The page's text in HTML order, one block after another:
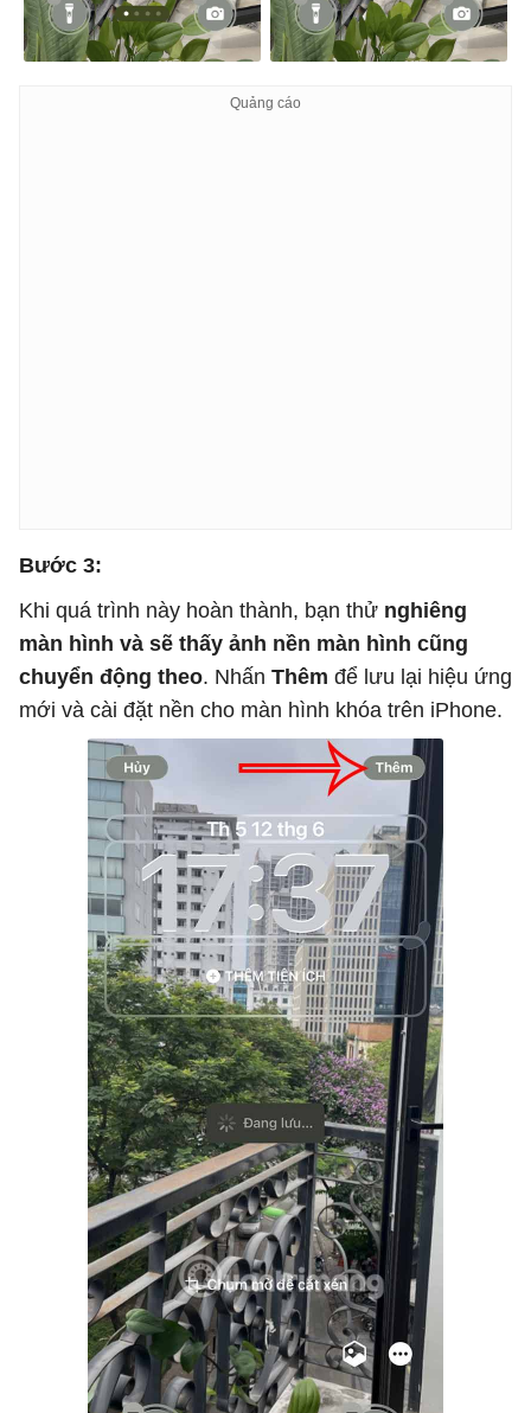
Bước 3:
Khi quá trình này hoàn thành, bạn thử nghiêng
màn hình và sẽ thấy ảnh nền màn hình cũng
chuyển động theo. Nhấn Thêm để lưu lại hiệu ứng
mới và cài đặt nền cho màn hình khóa trên iPhone.